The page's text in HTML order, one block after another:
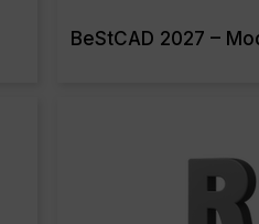
BeStCAD 2027 –